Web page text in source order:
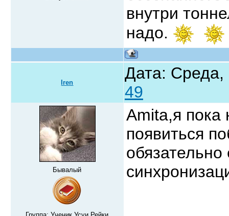
внутри
надо.
Iren
Дата:
49
Бывалый
Amita,я
появиться